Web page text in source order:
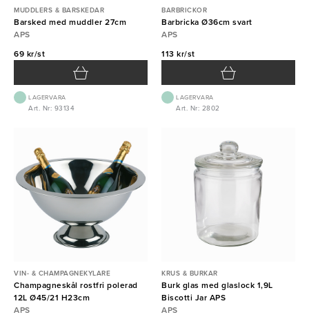
MUDDLERS & BARSKEDAR
Barsked med muddler 27cm
APS
69 kr/st
LAGERVARA
Art. Nr: 93134
BARBRICKOR
Barbricka Ø36cm svart
APS
113 kr/st
LAGERVARA
Art. Nr: 2802
VIN- & CHAMPAGNEKYLARE
Champagneskål rostfri polerad
12L Ø45/21 H23cm
APS
KRUS & BURKAR
Burk glas med glaslock 1,9L
Biscotti Jar APS
APS